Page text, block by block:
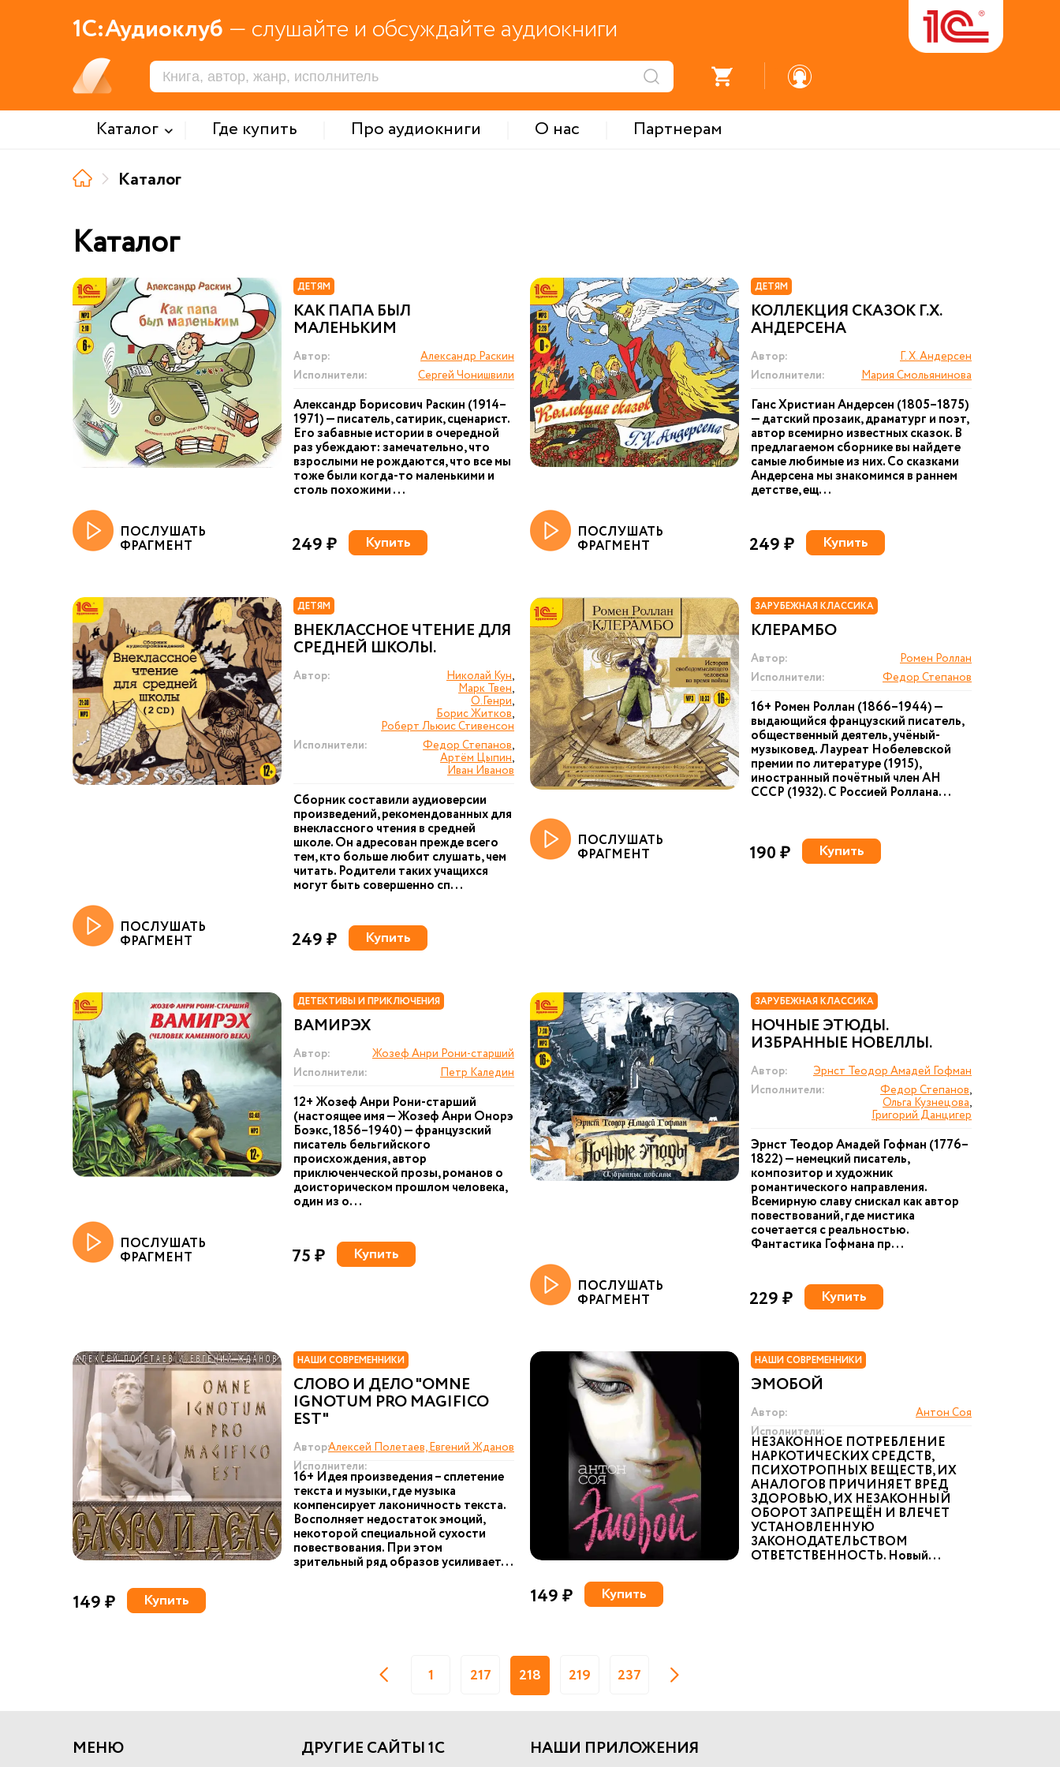
1С:Аудиоклуб — слушайте и обсуждайте аудиокниги
Каталог Где купить Про аудиокниги О нас
Партнерам
Каталог
Каталог
ДЕТЯМ
КАК ПАПА БЫЛ
МАЛЕНЬКИМ
Автор:
Александр Раскин
Исполнители:
Сергей Чонишвили
Александр Борисович Раскин (1914–
1971) — писатель, сатирик, сценарист.
Его забавные истории в очередной
раз убеждают: замечательно, что
взрослыми не рождаются, что все мы
тоже были когда-то маленькими и
столь похожими ...
ПОСЛУШАТЬ
ФРАГМЕНТ 249 ₽ Купить
ДЕТЯМ
КОЛЛЕКЦИЯ СКАЗОК Г.Х.
АНДЕРСЕНА
Автор:
Г. Х. Андерсен
Исполнители:
Мария Смольянинова
Ганс Христиан Андерсен (1805–1875)
— датский прозаик, драматург и поэт,
автор всемирно известных сказок. В
предлагаемом сборнике вы найдете
самые любимые из них. Со сказками
Андерсена мы знакомимся в раннем
детстве, ещ...
ПОСЛУШАТЬ
ФРАГМЕНТ 249 ₽ Купить
ДЕТЯМ
ВНЕКЛАССНОЕ ЧТЕНИЕ ДЛЯ
СРЕДНЕЙ ШКОЛЫ.
Автор: Николай Кун,
Марк Твен,
О.Генри,
Борис Житков,
Роберт Льюис Стивенсон
Исполнители:
Федор Степанов,
Артём Цыпин,
Иван Иванов
Сборник составили аудиоверсии
произведений, рекомендованных для
внеклассного чтения в средней
школе. Он адресован прежде всего
тем, кто больше любит слушать, чем
читать. Родители таких учащихся
могут быть совершенно сп...
ПОСЛУШАТЬ
ФРАГМЕНТ 249 ₽ Купить
ЗАРУБЕЖНАЯ КЛАССИКА
КЛЕРАМБО
Автор:
Ромен Роллан
Исполнители:
Федор Степанов
16+ Ромен Роллан (1866–1944) —
выдающийся французский писатель,
общественный деятель, учёный-
музыковед. Лауреат Нобелевской
премии по литературе (1915),
иностранный почётный член АН
СССР (1932). С Россией Роллана...
ПОСЛУШАТЬ
ФРАГМЕНТ 190 ₽ Купить
ДЕТЕКТИВЫ И ПРИКЛЮЧЕНИЯ
ВАМИРЭХ
Автор:
Жозеф Анри Рони-старший
Исполнители:
Петр Каледин
12+ Жозеф Анри Рони-старший
(настоящее имя — Жозеф Анри Онорэ
Боэкс, 1856–1940) — французский
писатель бельгийского
происхождения, автор
приключенческой прозы, романов о
доисторическом прошлом человека,
один из о...
ПОСЛУШАТЬ
ФРАГМЕНТ 75 ₽ Купить
ЗАРУБЕЖНАЯ КЛАССИКА
НОЧНЫЕ ЭТЮДЫ.
ИЗБРАННЫЕ НОВЕЛЛЫ.
Автор:
Эрнст Теодор Амадей Гофман
Исполнители:
Федор Степанов,
Ольга Кузнецова,
Григорий Данцигер
Эрнст Теодор Амадей Гофман (1776–
1822) — немецкий писатель,
композитор и художник
романтического направления.
Всемирную славу снискал как автор
повествований, где мистика
сочетается с реальностью.
Фантастика Гофмана пр...
ПОСЛУШАТЬ
ФРАГМЕНТ 229 ₽ Купить
НАШИ СОВРЕМЕННИКИ
СЛОВО И ДЕЛО "OMNE
IGNOTUM PRO MAGIFICO
EST"
Автор:Алексей Полетаев, Евгений Жданов
Исполнители:
16+ Идея произведения – сплетение
текста и музыки, где музыка
компенсирует лаконичность текста.
Восполняет недостаток эмоций,
некоторой специальной сухости
повествования. При этом
зрительный ряд образов усиливает...
149 ₽ Купить
НАШИ СОВРЕМЕННИКИ
ЭМОБОЙ
Автор:
Антон Соя
Исполнители:
НЕЗАКОННОЕ ПОТРЕБЛЕНИЕ
НАРКОТИЧЕСКИХ СРЕДСТВ,
ПСИХОТРОПНЫХ ВЕЩЕСТВ, ИХ
АНАЛОГОВ ПРИЧИНЯЕТ ВРЕД
ЗДОРОВЬЮ, ИХ НЕЗАКОННЫЙ
ОБОРОТ ЗАПРЕЩЁН И ВЛЕЧЕТ
УСТАНОВЛЕННУЮ
ЗАКОНОДАТЕЛЬСТВОМ
ОТВЕТСТВЕННОСТЬ. Новый...
149 ₽ Купить
1 217 218 219 237
МЕНЮ ДРУГИЕ САЙТЫ 1С НАШИ ПРИЛОЖЕНИЯ